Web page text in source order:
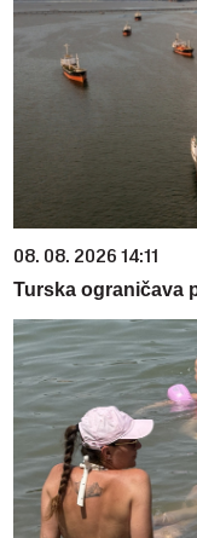
08. 08. 2026 14:11
Turska ograničava